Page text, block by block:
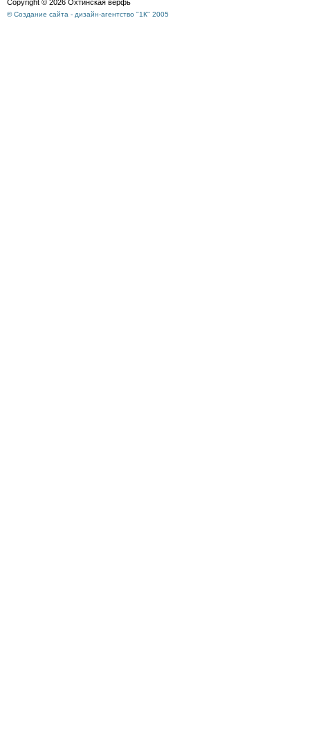
Copyright © 2026 Охтинская верфь
© Создание сайта - дизайн-агентство "1К" 2005